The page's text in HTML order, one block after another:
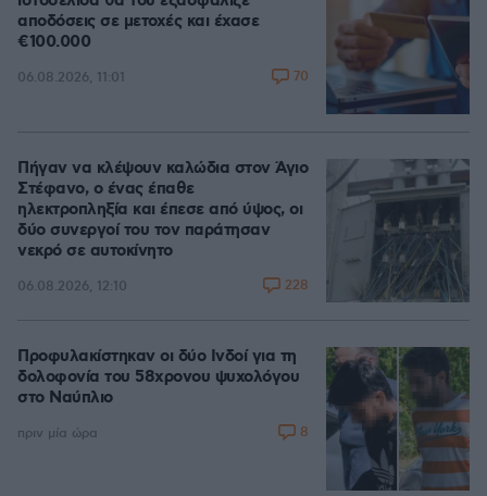
αποδόσεις σε μετοχές και έχασε
€100.000
06.08.2026, 11:01 70
Πήγαν να κλέψουν καλώδια στον Άγιο
Στέφανο, ο ένας έπαθε
ηλεκτροπληξία και έπεσε από ύψος, οι
δύο συνεργοί του τον παράτησαν
νεκρό σε αυτοκίνητο
06.08.2026, 12:10 228
Προφυλακίστηκαν οι δύο Ινδοί για τη
δολοφονία του 58χρονου ψυχολόγου
στο Ναύπλιο
πριν μία ώρα 8